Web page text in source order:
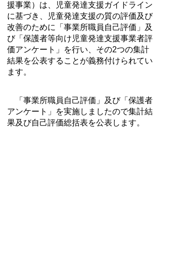
援事業）は、児童発達支援ガイドライン
に基づき、児童発達支援の質の評価及び
改善のために「事業所職員自己評価」及
び「保護者等向け児童発達支援事業者評
価アンケート」を行い、その2つの集計
結果を公表することが義務付けられてい
ます。
「事業所職員自己評価」及び「保護者
アンケート」を実施しましたので集計結
果及び自己評価総括表を公表します。